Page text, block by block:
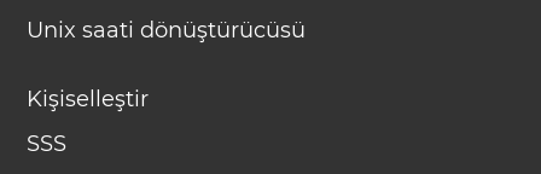
Unix saati dönüştürücüsü
Kişiselleştir
SSS